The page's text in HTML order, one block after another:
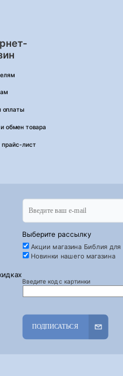
оплаты
обмен товара
лист
Выберите рассылку
Акции магазина Библия для
Новинки нашего магазина
Введите код с картинки
ПОДПИСАТЬСЯ